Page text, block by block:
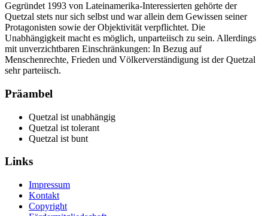
Gegründet 1993 von Lateinamerika-Interessierten gehörte der
Quetzal stets nur sich selbst und war allein dem Gewissen seiner
Protagonisten sowie der Objektivität verpflichtet. Die
Unabhängigkeit macht es möglich, unparteiisch zu sein. Allerdings
mit unverzichtbaren Einschränkungen: In Bezug auf
Menschenrechte, Frieden und Völkerverständigung ist der Quetzal
sehr parteiisch.
Präambel
Quetzal ist unabhängig
Quetzal ist tolerant
Quetzal ist bunt
Links
Impressum
Kontakt
Copyright